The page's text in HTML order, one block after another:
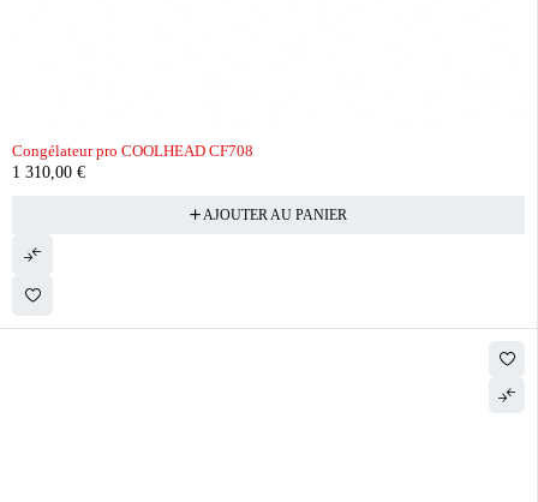
Congélateur pro COOLHEAD CF708
1 310,00 €
AJOUTER AU PANIER